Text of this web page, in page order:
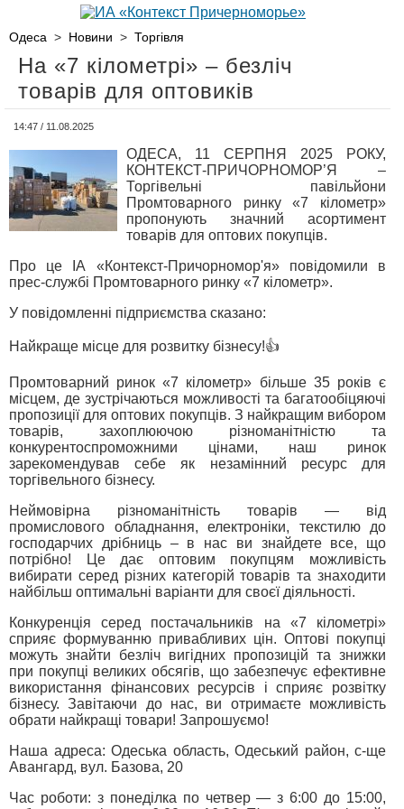
Одеса > Новини > Торгівля
На «7 кілометрі» – безліч
товарів для оптовиків
14:47 / 11.08.2025
ОДЕСА, 11 СЕРПНЯ 2025 РОКУ,
КОНТЕКСТ-ПРИЧОРНОМОР’Я –
Торгівельні павільйони
Промтоварного ринку «7 кілометр»
пропонують значний асортимент
товарів для оптових покупців.
Про це ІА «Контекст-Причорномор'я» повідомили в
прес-службі Промтоварного ринку «7 кілометр».
У повідомленні підприємства сказано:
Найкраще місце для розвитку бізнесу!👍
Промтоварний ринок «7 кілометр» більше 35 років є
місцем, де зустрічаються можливості та багатообіцяючі
пропозиції для оптових покупців. З найкращим вибором
товарів, захоплюючою різноманітністю та
конкурентоспроможними цінами, наш ринок
зарекомендував себе як незамінний ресурс для
торгівельного бізнесу.
Неймовірна різноманітність товарів — від
промислового обладнання, електроніки, текстилю до
господарчих дрібниць – в нас ви знайдете все, що
потрібно! Це дає оптовим покупцям можливість
вибирати серед різних категорій товарів та знаходити
найбільш оптимальні варіанти для своєї діяльності.
Конкуренція серед постачальників на «7 кілометрі»
сприяє формуванню привабливих цін. Оптові покупці
можуть знайти безліч вигідних пропозицій та знижки
при покупці великих обсягів, що забезпечує ефективне
використання фінансових ресурсів і сприяє розвітку
бізнесу. Завітаючи до нас, ви отримаєте можливість
обрати найкращі товари! Запрошуємо!
Наша адреса: Одеська область, Одеський район, с-ще
Авангард, вул. Базова, 20
Час роботи: з понеділка по четвер — з 6:00 до 15:00,